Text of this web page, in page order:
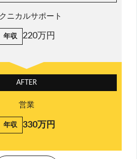
ニカルサポート
年収 220万円
AFTER
営業
年収 330万円